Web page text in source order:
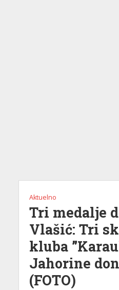
Aktuelno
Tri medalje
Vlašić: Tri
kluba
Jahorine
(FOTO)